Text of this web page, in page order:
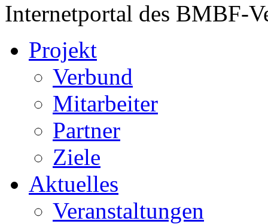
Internetportal des BMBF-
Projekt
Verbund
Mitarbeiter
Partner
Ziele
Aktuelles
Veranstaltungen